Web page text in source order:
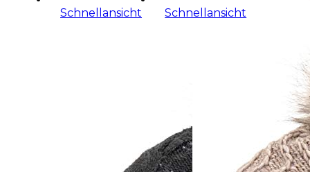
Schnellansicht Schnellansicht